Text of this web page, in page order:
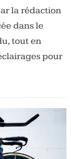
la rédaction
dans le
tout en
pour